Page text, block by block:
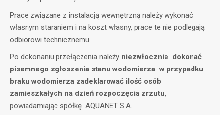
Prace związane z instalacją wewnętrzną należy wykonać
własnym staraniem i na koszt własny, prace te nie podlegają
odbiorowi technicznemu.
Po dokonaniu przełączenia należy niezwłocznie dokonać
pisemnego zgłoszenia stanu wodomierza w przypadku
braku wodomierza zadeklarować ilość osób
zamieszkałych na dzień rozpoczęcia zrzutu,
powiadamiając spółkę AQUANET S.A.